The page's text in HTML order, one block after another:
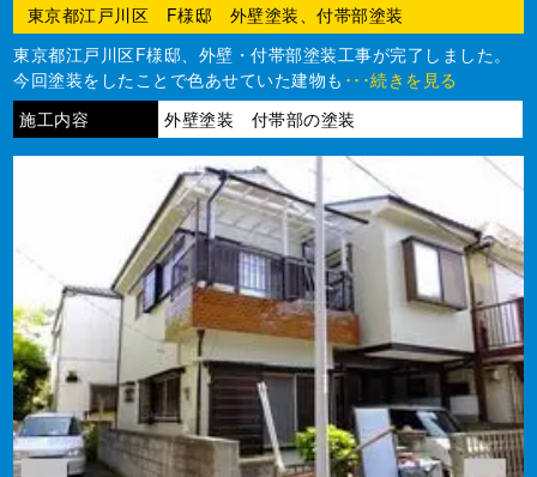
東京都江戸川区 F様邸 外壁塗装、付帯部塗装
東京都江戸川区F様邸、外壁・付帯部塗装工事が完了しました。
今回塗装をしたことで色あせていた建物も ･･･続きを見る
施工内容
外壁塗装 付帯部の塗装